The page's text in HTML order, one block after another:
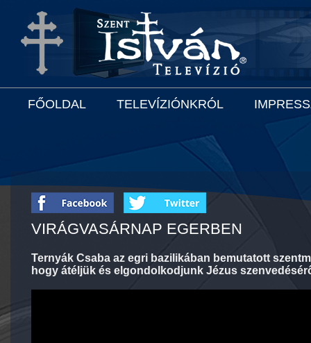
FŐOLDAL TELEVÍZIÓNKRÓL
VIRÁGVASÁRNAP EGERBEN
Ternyák Csaba az egri bazilikában bemutatott
hogy átéljük és elgondolkodjunk Jézus